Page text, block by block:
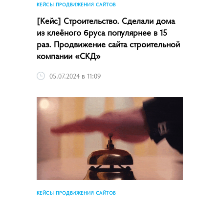
КЕЙСЫ ПРОДВИЖЕНИЯ САЙТОВ
[Кейс] Строительство. Сделали дома
из клеёного бруса популярнее в 15
раз. Продвижение сайта строительной
компании «СКД»
05.07.2024 в 11:09
КЕЙСЫ ПРОДВИЖЕНИЯ САЙТОВ